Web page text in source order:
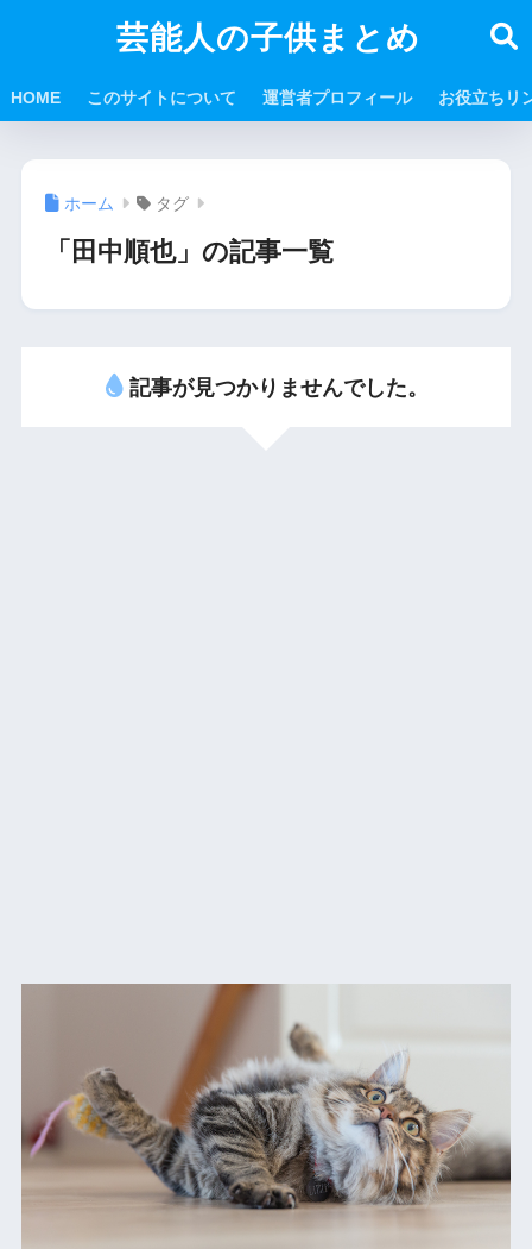
芸能人の子供まとめ
HOME このサイトについて 運営者プロフィール お役立ちリ
ホーム タグ
「田中順也」の記事一覧
記事が見つかりませんでした。